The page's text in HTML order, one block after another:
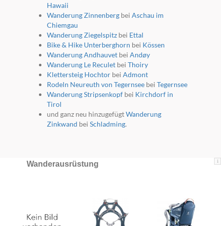
Hawaii
Wanderung Zinnenbergbei Aschau im
Chiemgau
Wanderung Ziegelspitzbei Ettal
Bike & Hike Unterberghorn bei Kössen
Wanderung Andhauvetbei Andøy
Wanderung Le Reculetbei Thoiry
Klettersteig Hochtorbei Admont
Rodeln Neureuth von Tegernseebei Tegernsee
Wanderung Stripsenkopfbei Kirchdorf in
Tirol
und ganz neu hinzugefügtWanderung
Zinkwand bei Schladming.
i
Wanderausrüstung